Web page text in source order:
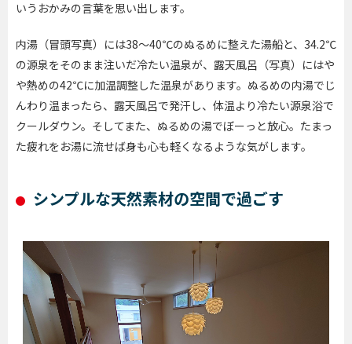
いうおかみの言葉を思い出します。
内湯（冒頭写真）には38～40℃のぬるめに整えた湯船と、 34.2℃
の源泉をそのまま注いだ冷たい温泉が、露天風呂（写真）にはや
や熱めの42℃に加温調整した温泉があります。ぬるめの内湯でじ
んわり温まったら、露天風呂で発汗し、体温より冷たい源泉浴で
クールダウン。そしてまた、ぬるめの湯でぼーっと放心。たまっ
た疲れをお湯に流せば身も心も軽くなるような気がします。
シンプルな天然素材の空間で過ごす